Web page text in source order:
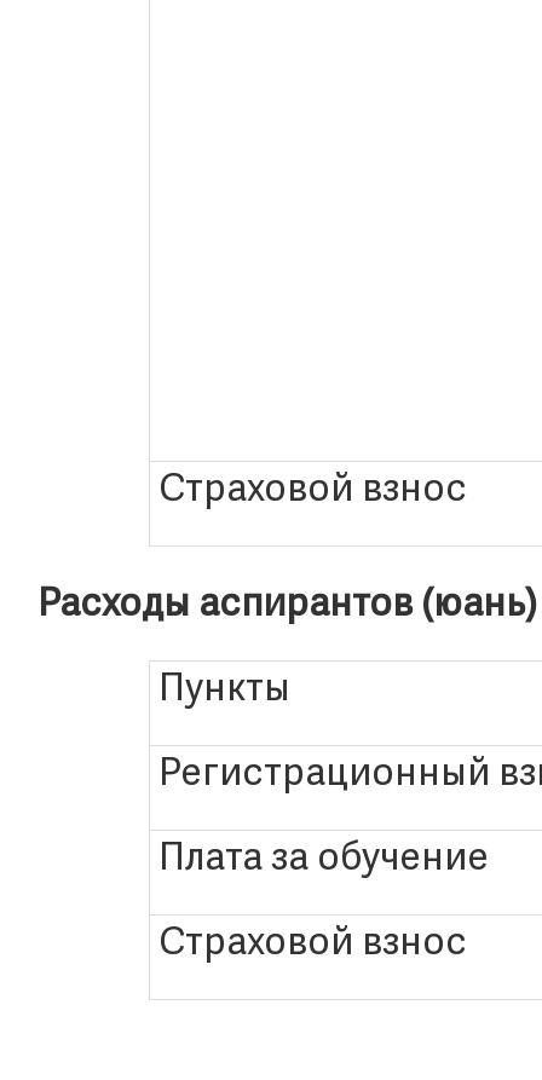
Страховой взнос
Расходы аспирантов (юань)
Пункты
Регистрационный
Плата за обучение
Страховой взнос